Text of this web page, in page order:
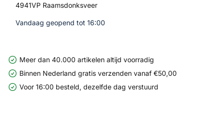
4941VP Raamsdonksveer
Vandaag geopend tot 16:00
Meer dan 40.000 artikelen altijd voorradig
Binnen Nederland gratis verzenden vanaf €50,00
Voor 16:00 besteld, dezelfde dag verstuurd